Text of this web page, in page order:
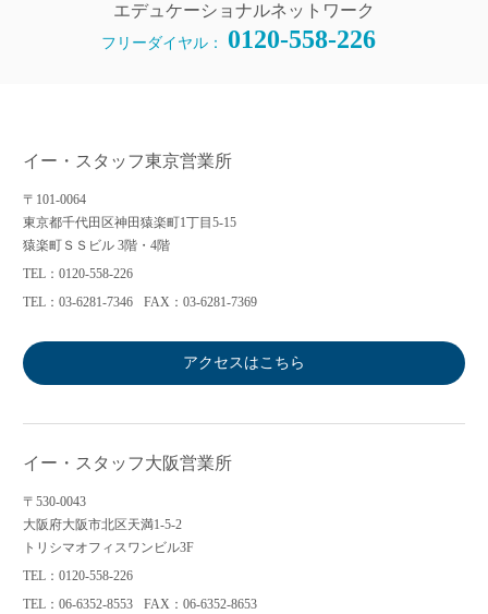
エデュケーショナルネットワーク
フリーダイヤル： 0120-558-226
イー・スタッフ東京営業所
〒101-0064
東京都千代田区神田猿楽町1丁目5-15
猿楽町ＳＳビル 3階・4階
TEL：0120-558-226
TEL：03-6281-7346
FAX：03-6281-7369
アクセスはこちら
イー・スタッフ大阪営業所
〒530-0043
大阪府大阪市北区天満1-5-2
トリシマオフィスワンビル3F
TEL：0120-558-226
TEL：06-6352-8553
FAX：06-6352-8653